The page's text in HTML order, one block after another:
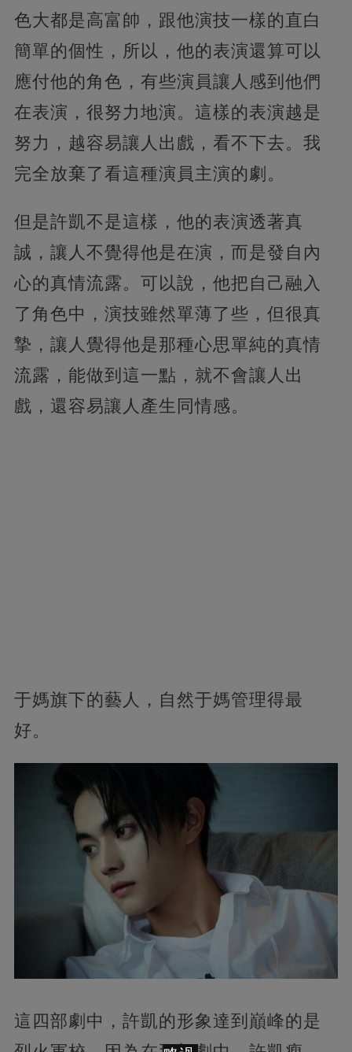
色大都是高富帥，跟他演技一樣的直白
簡單的個性，所以，他的表演還算可以
應付他的角色，有些演員讓人感到他們
在表演，很努力地演。這樣的表演越是
努力，越容易讓人出戲，看不下去。我
完全放棄了看這種演員主演的劇。
但是許凱不是這樣，他的表演透著真
誠，讓人不覺得他是在演，而是發自內
心的真情流露。可以說，他把自己融入
了角色中，演技雖然單薄了些，但很真
摯，讓人覺得他是那種心思單純的真情
流露，能做到這一點，就不會讓人出
戲，還容易讓人產生同情感。
于媽旗下的藝人，自然于媽管理得最
好。
這四部劇中，許凱的形象達到巔峰的是